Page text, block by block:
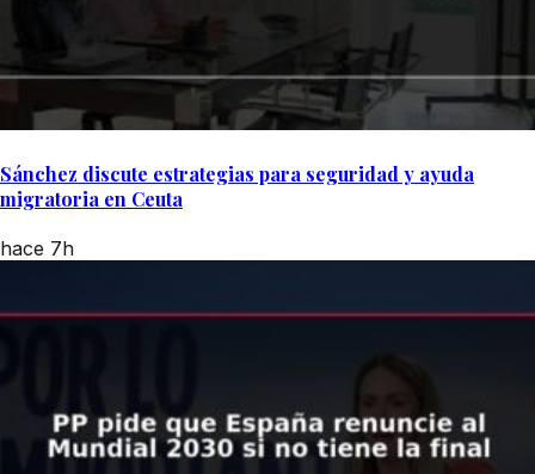
Sánchez discute estrategias para seguridad y ayuda
migratoria en Ceuta
hace 7h